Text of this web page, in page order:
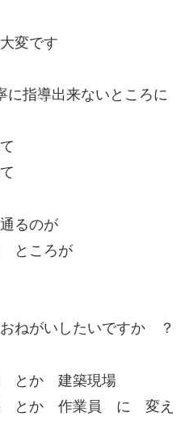
変です
指導出来ないところに
るのが
ところが
ねがいしたいですか ？
とか 建築現場
とか 作業員 に 変え